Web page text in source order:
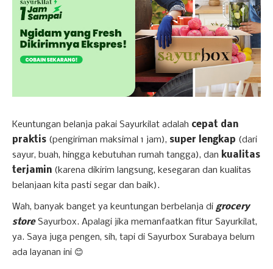
Keuntungan belanja pakai Sayurkilat adalah cepat dan
praktis (pengiriman maksimal 1 jam), super lengkap (dari
sayur, buah, hingga kebutuhan rumah tangga), dan kualitas
terjamin (karena dikirim langsung, kesegaran dan kualitas
belanjaan kita pasti segar dan baik).
Wah, banyak banget ya keuntungan berbelanja di grocery
storeSayurbox. Apalagi jika memanfaatkan fitur Sayurkilat,
ya. Saya juga pengen, sih, tapi di Sayurbox Surabaya belum
ada layanan ini 😊